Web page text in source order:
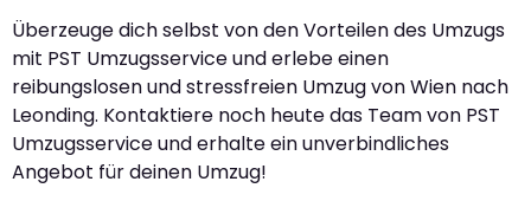
Überzeuge dich selbst von den Vorteilen des Umzugs
mit PST Umzugsservice und erlebe einen
reibungslosen und stressfreien Umzug von Wien nach
Leonding. Kontaktiere noch heute das Team von PST
Umzugsservice und erhalte ein unverbindliches
Angebot für deinen Umzug!